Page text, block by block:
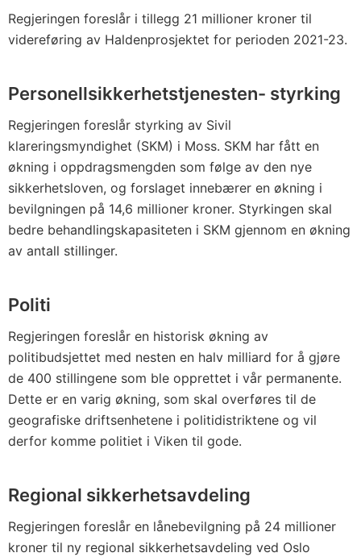
Regjeringen foreslår i tillegg 21 millioner kroner til
videreføring av Haldenprosjektet for perioden 2021-23.
Personellsikkerhetstjenesten- styrking
Regjeringen foreslår styrking av Sivil
klareringsmyndighet (SKM) i Moss. SKM har fått en
økning i oppdragsmengden som følge av den nye
sikkerhetsloven, og forslaget innebærer en økning i
bevilgningen på 14,6 millioner kroner. Styrkingen skal
bedre behandlingskapasiteten i SKM gjennom en økning
av antall stillinger.
Politi
Regjeringen foreslår en historisk økning av
politibudsjettet med nesten en halv milliard for å gjøre
de 400 stillingene som ble opprettet i vår permanente.
Dette er en varig økning, som skal overføres til de
geografiske driftsenhetene i politidistriktene og vil
derfor komme politiet i Viken til gode.
Regional sikkerhetsavdeling
Regjeringen foreslår en lånebevilgning på 24 millioner
kroner til ny regional sikkerhetsavdeling ved Oslo